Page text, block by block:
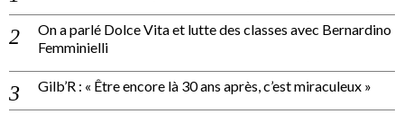
On a parlé Dolce Vita et lutte des classes avec Bernardino
Femminielli
Gilb’R : « Être encore là 30 ans après, c’est miraculeux »